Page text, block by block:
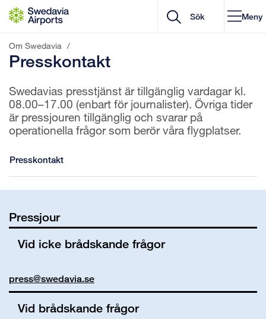
Gå till innehåll
Meny
Om Swedavia /
Presskontakt
Swedavias presstjänst är tillgänglig vardagar kl.
08.00–17.00 (enbart för journalister). Övriga tider
är pressjouren tillgänglig och svarar på
operationella frågor som berör våra flygplatser.
Presskontakt
Pressjour
Vid icke brådskande frågor
press@swedavia.se
Vid brådskande frågor